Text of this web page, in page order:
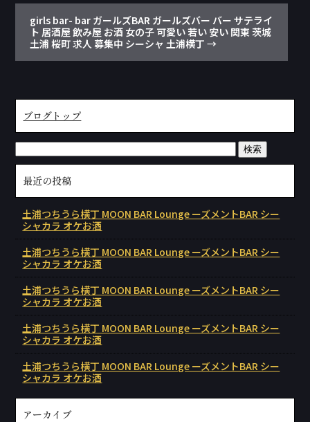
girls bar- bar ガールズBAR ガールズバー バー サテライ
ト 居酒屋 飲み屋 お酒 女の子 可愛い 若い 安い 関東 茨城
土浦 桜町 求人 募集中 シーシャ 土浦横丁→
ブログトップ
最近の投稿
土浦つちうら横丁 MOON BAR Lounge ーズメントBAR シー
シャカラ オケお酒
土浦つちうら横丁 MOON BAR Lounge ーズメントBAR シー
シャカラ オケお酒
土浦つちうら横丁 MOON BAR Lounge ーズメントBAR シー
シャカラ オケお酒
土浦つちうら横丁 MOON BAR Lounge ーズメントBAR シー
シャカラ オケお酒
土浦つちうら横丁 MOON BAR Lounge ーズメントBAR シー
シャカラ オケお酒
アーカイブ